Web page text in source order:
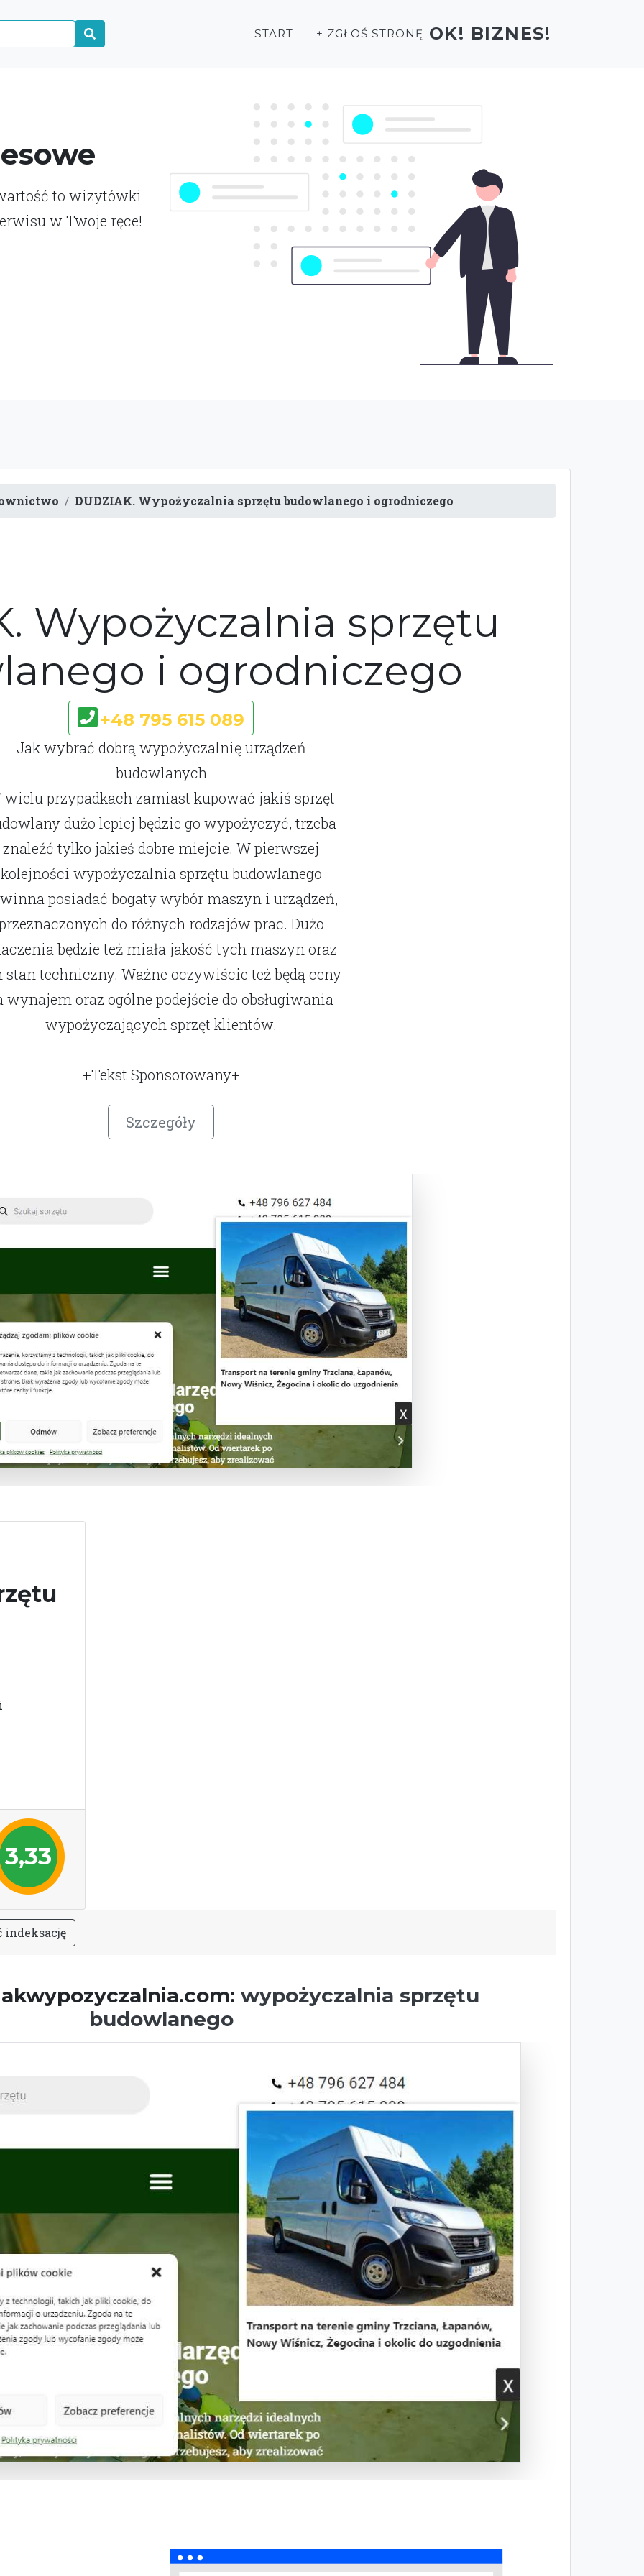
to wizytówki
w Twoje ręce!
START + ZGŁOŚ STRONĘ OK! BIZNES!
DUDZIAK. Wypożyczalnia sprzętu budowlanego i ogrodniczego
Wypożyczalnia sprzętu
i ogrodniczego
+48 795 615 089
Jak wybrać dobrą wypożyczalnię urządzeń
budowlanych
wielu przypadkach zamiast kupować jakiś sprzęt
dużo lepiej będzie go wypożyczyć, trzeba
znaleźć tylko jakieś dobre miejcie. W pierwszej
kolejności wypożyczalnia sprzętu budowlanego
posiadać bogaty wybór maszyn i urządzeń,
do różnych rodzajów prac. Dużo
będzie też miała jakość tych maszyn oraz
stan techniczny. Ważne oczywiście też będą ceny
wynajem oraz ogólne podejście do obsługiwania
wypożyczających sprzęt klientów.
+Tekst Sponsorowany+
Szczegóły
3,33
indeksację
wypożyczalnia sprzętu
budowlanego